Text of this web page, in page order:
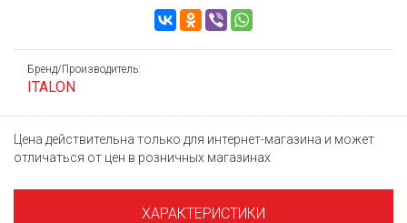
Бренд/Производитель:
ITALON
Цена действительна только для интернет-магазина и может
отличаться от цен в розничных магазинах
ХАРАКТЕРИСТИКИ